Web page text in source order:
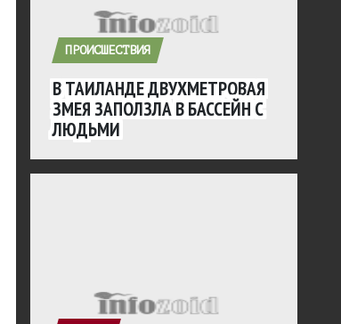
ПРОИСШЕСТВИЯ
В ТАИЛАНДЕ ДВУХМЕТРОВАЯ
ЗМЕЯ ЗАПОЛЗЛА В БАССЕЙН С
ЛЮДЬМИ